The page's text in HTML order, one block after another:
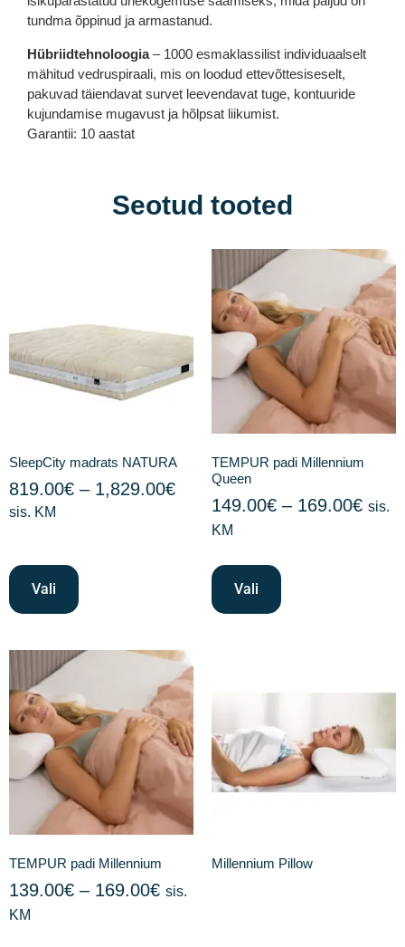
tundma õppinud ja armastanud.
Hübriidtehnoloogia– 1000 esmaklassilist individuaalselt
mähitud vedruspiraali, mis on loodud ettevõttesiseselt,
pakuvad täiendavat survet leevendavat tuge, kontuuride
kujundamise mugavust ja hõlpsat liikumist.
Garantii: 10 aastat
Seotud tooted
SleepCity madrats NATURA
819.00€ – 1,829.00€
sis. KM
Vali
TEMPUR padi Millennium
Queen
149.00€ – 169.00€ sis.
KM
Vali
TEMPUR padi Millennium
139.00€ – 169.00€ sis.
KM
Millennium Pillow